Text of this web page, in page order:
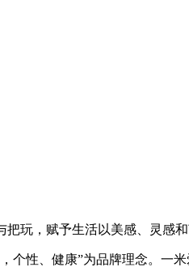
玩，赋予生活以美感、灵感和
个性、健康”为品牌理念。一